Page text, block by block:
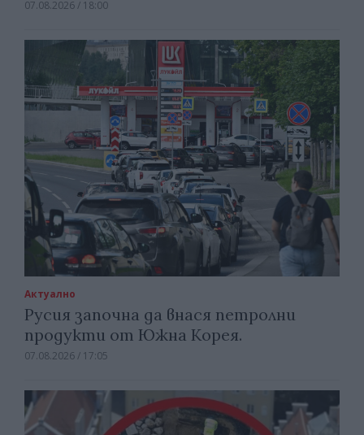
07.08.2026 / 18:00
Актуално
Русия започна да внася петролни
продукти от Южна Корея.
07.08.2026 / 17:05